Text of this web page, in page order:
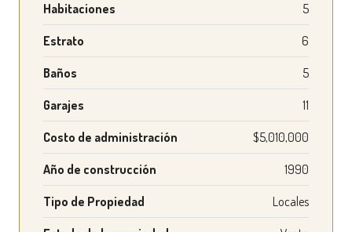
Habitaciones 5
Estrato 6
Baños 5
Garajes 11
Costo de administración $5,010,000
Año de construcción 1990
Tipo de Propiedad Locales